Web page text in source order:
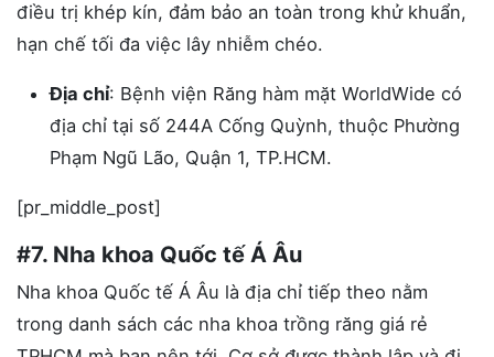
điều trị khép kín, đảm bảo an toàn trong khử khuẩn,
hạn chế tối đa việc lây nhiễm chéo.
Địa chỉ: Bệnh viện Răng hàm mặt WorldWide có
địa chỉ tại số 244A Cống Quỳnh, thuộc Phường
Phạm Ngũ Lão, Quận 1, TP.HCM.
[pr_middle_post]
#7. Nha khoa Quốc tế Á Âu
Nha khoa Quốc tế Á Âu là địa chỉ tiếp theo nằm
trong danh sách các nha khoa trồng răng giá rẻ